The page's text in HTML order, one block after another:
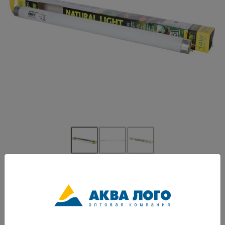
Лампа для террариума с полным спектром. Идеальный спектр для всех
рептилий и амфибий. Стимулирует рост растений. Высокий уровень